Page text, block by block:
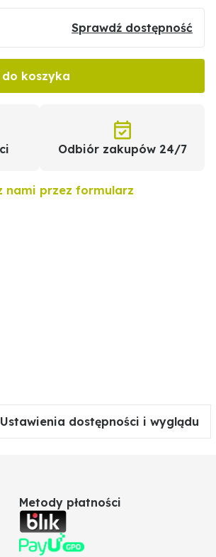
Sprawdź dostępność
koszyka
Odbiór zakupów 24/7
nami przez formularz
Ustawienia dostępności i wyglądu
Metody płatności